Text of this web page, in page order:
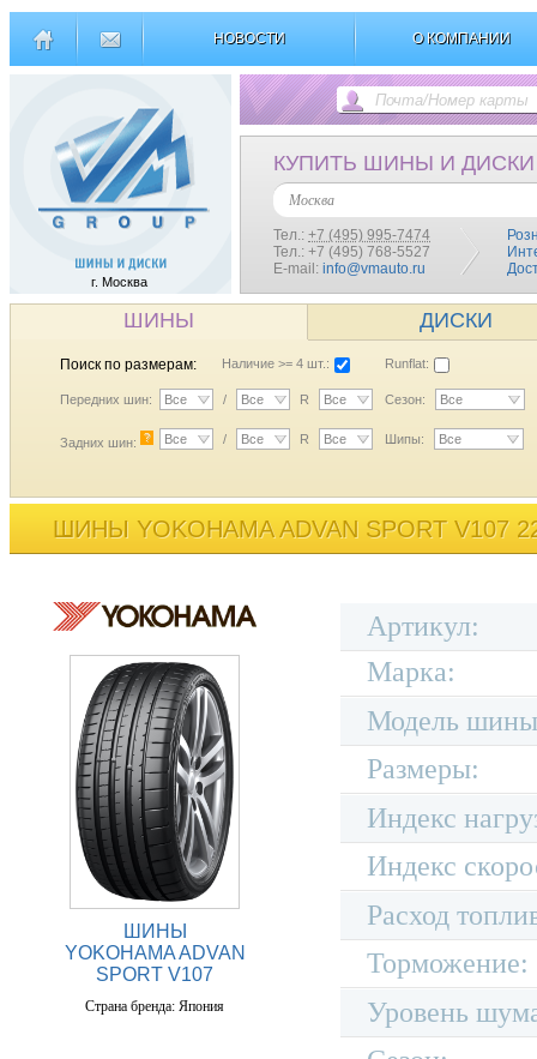
НОВОСТИ О КОМПАНИИ
г. Москва
КУПИТЬ ШИНЫ И ДИСКИ
Москва
Тел.: +7 (495) 995-7474
Тел.: +7 (495) 768-5527
E-mail: info@vmauto.ru
ШИНЫ ДИСКИ
Поиск по размерам: Наличие >= 4 шт.: Runflat:
Передних шин: Все / Все R Все Сезон: Все
Задних шин: ? Все / Все R Все Шипы: Все
ШИНЫ YOKOHAMA ADVAN SPORT V107
ШИНЫ
YOKOHAMA ADVAN
SPORT V107
Страна бренда: Япония
Артикул:
Марка:
Модель
Размеры:
Индекс
Индекс
Расход
Торможение:
Уровень